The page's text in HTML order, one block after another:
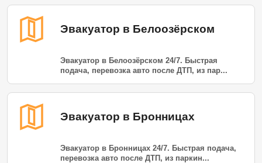
Эвакуатор в Белоозёрском
Эвакуатор в Белоозёрском 24/7. Быстрая
подача, перевозка авто после ДТП, из пар...
Эвакуатор в Бронницах
Эвакуатор в Бронницах 24/7. Быстрая подача,
перевозка авто после ДТП, из паркин...